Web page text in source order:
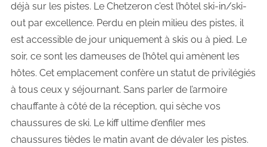
déjà sur les pistes. Le Chetzeron c’est l’hôtel ski-in/ski-
out par excellence. Perdu en plein milieu des pistes, il
est accessible de jour uniquement à skis ou à pied. Le
soir, ce sont les dameuses de l’hôtel qui amènent les
hôtes. Cet emplacement confère un statut de privilégiés
à tous ceux y séjournant. Sans parler de l’armoire
chauffante à côté de la réception, qui sèche vos
chaussures de ski. Le kiff ultime d’enfiler mes
chaussures tièdes le matin avant de dévaler les pistes.